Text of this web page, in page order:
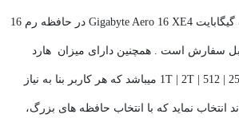
لپتاپ استوک گیمینگ گیگابایت Gigabyte Aero 16 XE4 در حافظه رم 16
قابل سفارش است . همچنین دارای میزان هارد
ذخیره سازی 128 | 256 | 512 | 1T | 2T میباشد که هر کاربر بنا به نیاز
انتخاب نماید که با انتخاب حافظه های بزرگ،